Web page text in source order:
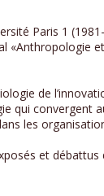
Paris 1
«Anthropologie
de
qui convergent
les
et